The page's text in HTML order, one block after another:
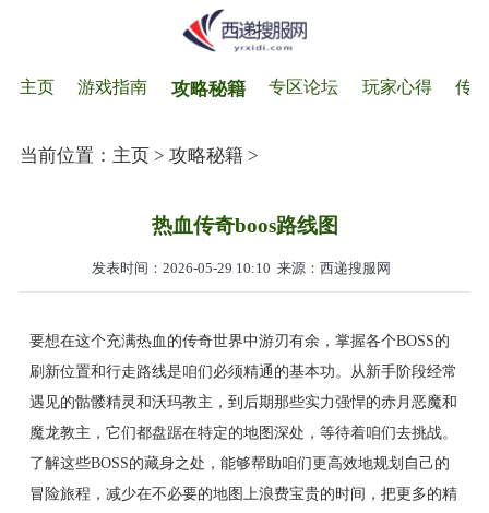
主页 游戏指南 攻略秘籍 专区论坛 玩家心得 传
当前位置： 主页> 攻略秘籍>
热血传奇boos路线图
发表时间：2026-05-29 10:10 来源：西递搜服网
要想在这个充满热血的传奇世界中游刃有余，掌握各个BOSS的
刷新位置和行走路线是咱们必须精通的基本功。从新手阶段经常
遇见的骷髅精灵和沃玛教主，到后期那些实力强悍的赤月恶魔和
魔龙教主，它们都盘踞在特定的地图深处，等待着咱们去挑战。
了解这些BOSS的藏身之处，能够帮助咱们更高效地规划自己的
冒险旅程，减少在不必要的地图上浪费宝贵的时间，把更多的精